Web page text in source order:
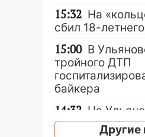
15:32 На
сбил 18-
15:00 В
тройного ДТП
байкера
14:32 На
надвигается
Другие